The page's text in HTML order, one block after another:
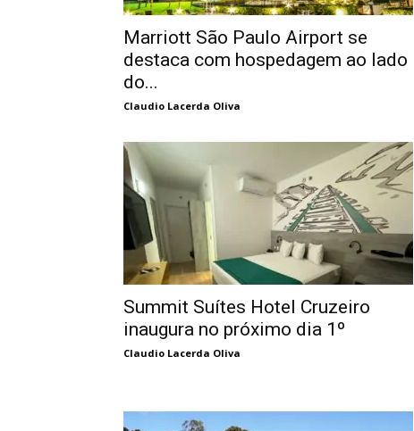
Marriott São Paulo Airport se
destaca com hospedagem ao lado
do...
Claudio Lacerda Oliva
Summit Suítes Hotel Cruzeiro
inaugura no próximo dia 1º
Claudio Lacerda Oliva